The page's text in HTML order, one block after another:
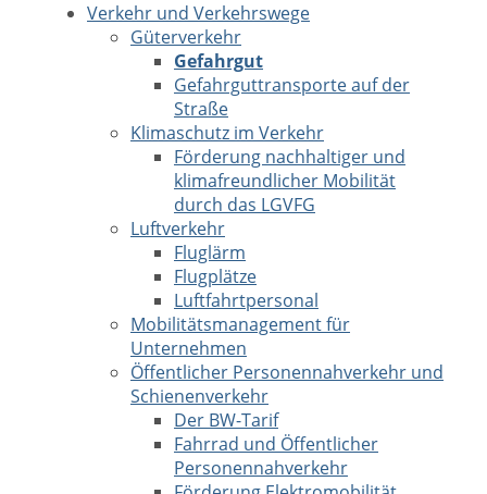
Verkehr und Verkehrswege
Güterverkehr
Gefahrgut
Gefahrguttransporte auf der
Straße
Klimaschutz im Verkehr
Förderung nachhaltiger und
klimafreundlicher Mobilität
durch das LGVFG
Luftverkehr
Fluglärm
Flugplätze
Luftfahrtpersonal
Mobilitätsmanagement für
Unternehmen
Öffentlicher Personennahverkehr und
Schienenverkehr
Der BW-Tarif
Fahrrad und Öffentlicher
Personennahverkehr